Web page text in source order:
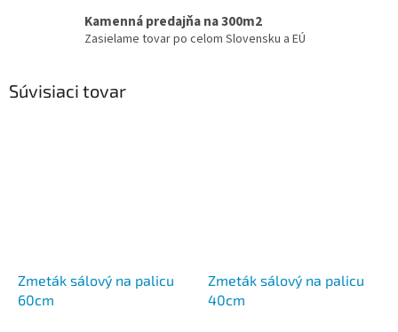
Kamenná predajňa na 300m2
Zasielame tovar po celom Slovensku a EÚ
Súvisiaci tovar
Zmeták sálový na palicu
60cm
Zmeták sálový na palicu
40cm